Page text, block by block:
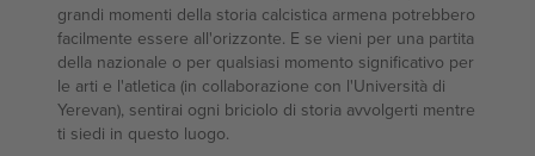
grandi momenti della storia calcistica armena potrebbero
facilmente essere all'orizzonte. E se vieni per una partita
della nazionale o per qualsiasi momento significativo per
le arti e l'atletica (in collaborazione con l'Università di
Yerevan), sentirai ogni briciolo di storia avvolgerti mentre
ti siedi in questo luogo.